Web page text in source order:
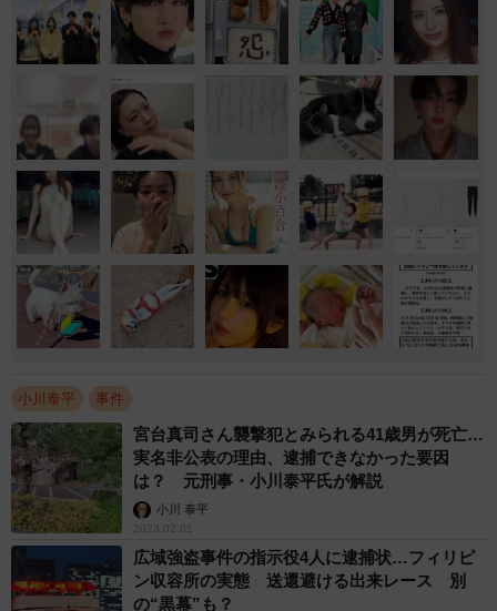
小川泰平 事件
宮台真司さん襲撃犯とみられる41歳男が死亡…
実名非公表の理由、逮捕できなかった要因
は？ 元刑事・小川泰平氏が解説
小川 泰平
2023.02.01
広域強盗事件の指示役4人に逮捕状…フィリピ
ン収容所の実態 送還避ける出来レース 別
の“黒幕”も？